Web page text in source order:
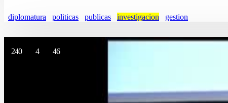
diplomatura politicas publicas investigacion gestion
240 4 46